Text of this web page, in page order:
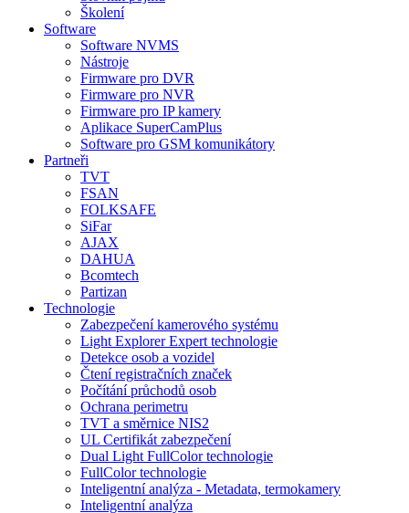
Školení
Software
Software NVMS
Nástroje
Firmware pro DVR
Firmware pro NVR
Firmware pro IP kamery
Aplikace SuperCamPlus
Software pro GSM komunikátory
Partneři
TVT
FSAN
FOLKSAFE
SiFar
AJAX
DAHUA
Bcomtech
Partizan
Technologie
Zabezpečení kamerového systému
Light Explorer Expert technologie
Detekce osob a vozidel
Čtení registračních značek
Počítání průchodů osob
Ochrana perimetru
TVT a směrnice NIS2
UL Certifikát zabezpečení
Dual Light FullColor technologie
FullColor technologie
Inteligentní analýza - Metadata, termokamery
Inteligentní analýza